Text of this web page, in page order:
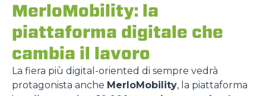
MerloMobility: la
piattaforma digitale che
cambia il lavoro
La fiera più digital-oriented di sempre vedrà
protagonista anche MerloMobility, la piattaforma